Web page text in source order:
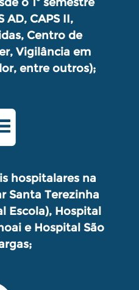
AD, CAPS II,
Centro de
Vigilância em
entre outros);
hospitalares na
Santa Terezinha
Escola), Hospital
e Hospital São